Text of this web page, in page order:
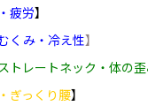
疲労】
くみ・冷え性】
トレートネック・体の
ぎっくり腰】